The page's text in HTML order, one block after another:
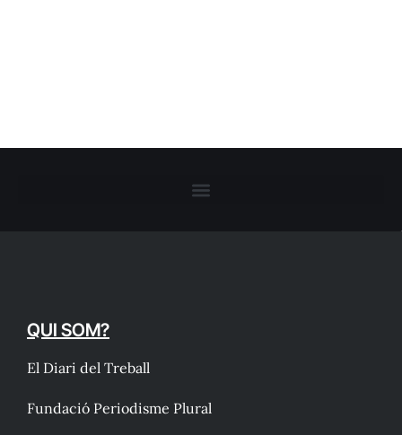
QUI SOM?
El Diari del Treball
Fundació Periodisme Plural